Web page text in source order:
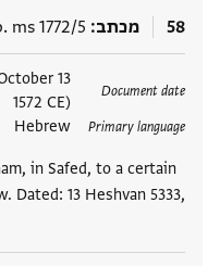
58 מכתב ms 1772/5
Document date
1572 CE)
Primary language
Hebrew
in Safed, to a certain
Dated: 13 Heshvan 5333,